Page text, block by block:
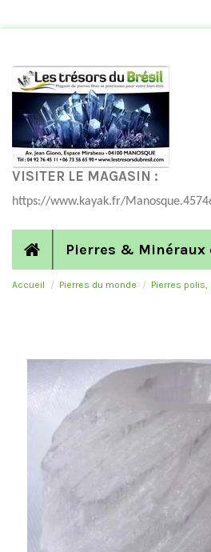
VISITER LE MAGASIN :
https://www.kayak.fr/
Pierres & Minéraux
Accueil Pierres du monde Pierres